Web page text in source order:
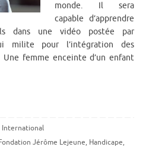
monde. Il sera
capable d’apprendre
dans une vidéo postée par
milite pour l’intégration des
femme enceinte d’un enfant
International
Jérôme Lejeune, Handicape,